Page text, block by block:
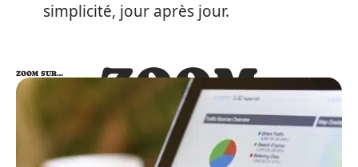
simplicité, jour après jour.
ZOOM
SUR…
ZOOM SUR…